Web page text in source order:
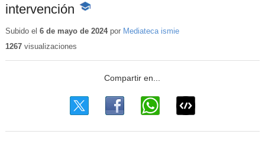
intervención
-
educativo
Subido el 6 de mayo de 2024por Mediateca ismie
1267visualizaciones